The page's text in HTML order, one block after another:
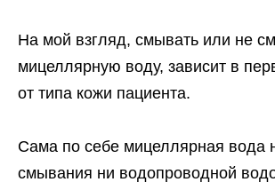
На мой взгляд, смывать или не
мицеллярную воду, зависит в
от типа кожи пациента.
Сама по себе мицеллярная вода
смывания ни водопроводной